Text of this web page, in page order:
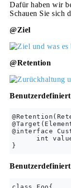
Dafür haben wir
Schauen Sie sich
@Ziel
@Retention
@interface
int